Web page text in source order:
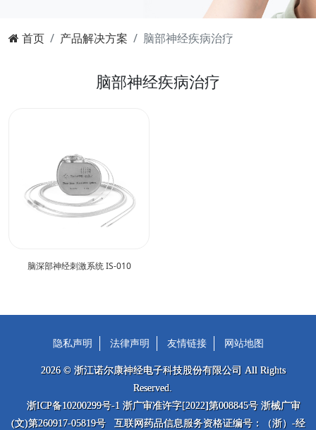
首页 产品解决方案 脑部神经疾病治疗
脑部神经疾病治疗
脑深部神经刺激系统 IS-010
隐私声明 法律声明 友情链接 网站地图
2026 © 浙江诺尔康神经电子科技股份有限公司 All Rights
Reserved.
浙ICP备10200299号-1 浙广审准许字[2022]第008845号 浙械广审
(文)第260917-05819号 互联网药品信息服务资格证编号：（浙）-经